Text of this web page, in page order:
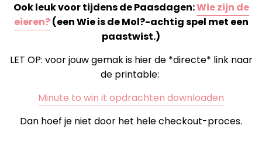
Ook leuk voor tijdens de Paasdagen:Wie zijn de
eieren?(een Wie is de Mol?-achtig spel met een
paastwist.)
LET OP: voor jouw gemak is hier de *directe* link naar
de printable:
Minute to win it opdrachten downloaden
Dan hoef je niet door het hele checkout-proces.